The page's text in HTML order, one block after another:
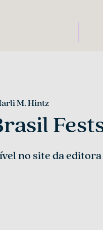
M. Hintz
no site da editora